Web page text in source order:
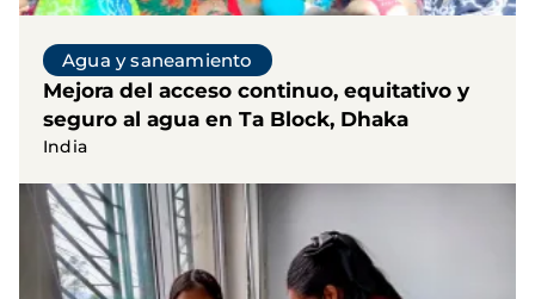
Agua y saneamiento
Mejora del acceso continuo, equitativo y
seguro al agua en Ta Block, Dhaka
India